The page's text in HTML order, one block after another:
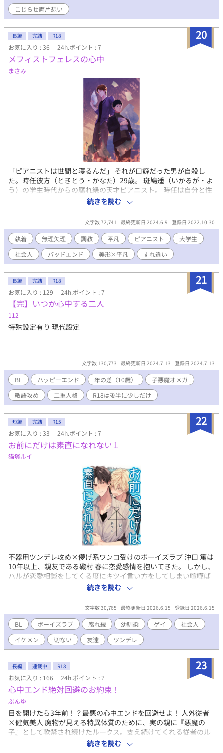
こじらせ両片想い
20
長編 完結 R18
お気に入り : 36 24h.ポイント : 7
メフィストフェレスの心中
まさみ
「ピアニストは世間と寝るんだ」 それが口癖だった男が自殺し
た。時任彼方（ときとう・かなた）29歳。 斑鳩遥（いかるが・よ
う）の学生時代からの腐れ縁の天才ピアニスト。 時任は自分と性
格も立場も正反対の遥に何故か付き纏い、遥はエキセントリック
な時任の振る舞いに辟易しながらも、その圧倒的な才能に惹かれ
ていく。 次第に距離を縮めていく二人だが、遥は人に言えないあ
る秘密を抱えていた。 シリアス/学生→社会人/片想い/すれ違い/バ
ッドエンド
続きを読む
文字数 72,741 最終更新日 2024.6.9 登録日 2022.10.30
執着 無理矢理 調教 平凡 ピアニスト
大学生
社会人
バッドエンド 美形×平凡 すれ違い
21
長編 完結 R18
お気に入り : 129 24h.ポイント : 7
【完】いつか心中する二人
112
特殊設定有り 現代設定
文字数 130,773 最終更新日 2024.7.13 登録日 2024.7.13
BL ハッピーエンド 年の差（10歳）
子悪魔オメガ
敬語攻め
二重人格 R18は後半に少しだけ
22
短編 完結 R15
お気に入り : 33 24h.ポイント : 7
お前にだけは素直になれない１
猫塚ルイ
不器用ツンデレ攻め×儚げ系ワンコ受けのボーイズラブ 沖口 篤は
10年以上、親友である磯村 春に恋愛感情を抱いてきた。 しかし、
ハルが恋愛相談をしてくる度にキツイ言い方をしてしまい喧嘩ば
かりで、空回りするばかりだった───。 そんなハルと同窓会で
再会し その帰りに失恋で傷心中のハルに心にもないことを言って
しまい、学生時代のようにまた喧嘩をしてしまう。 それから絡む
機会を得るが、どうしても素直になれなくて…？
続きを読む
文字数 30,765 最終更新日 2026.6.15 登録日 2026.6.15
BL ボーイズラブ 腐れ縁 幼馴染 ゲイ
社会人
イケメン
切ない 友達 ツンデレ
23
長編 連載中 R18
お気に入り : 166 24h.ポイント : 7
心中エンド絶対回避のお約束！
ぶんゆ
目を開けたら3年前！？最悪の心中エンドを回避せよ！ 人外従者
×健気美人 魔物が見える特異体質のために、実の親に『悪魔の
子』として軟禁され続けたルークス。支え続けてくれる従者のル
アに依存し、2人の世界に堕ちてしまった。そして最期まで2人は
共に、崖から飛び降りた。 ......はずが、目を開ければ3年前！！
続きを読む